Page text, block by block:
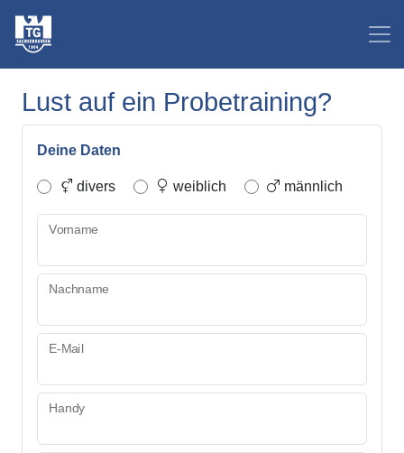
Lust auf ein Probetraining?
Deine Daten
divers weiblich männlich
Vorname
Nachname
E-Mail
Handy